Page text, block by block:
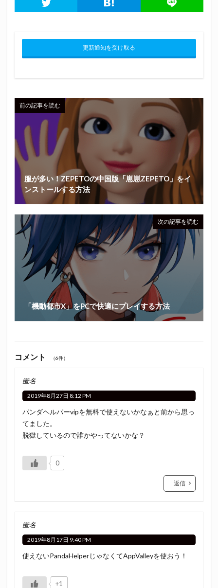
更新通知を受け取る
前の記事を読む
服が多い！ZEPETOの中国版「崽崽ZEPETO」をイ
ンストールする方法
次の記事を読む
「機動都市X」をPCで快適にプレイする方法
コメント （6件）
匿名
2019年8月27日 8:12 PM
パンダヘルパーvipを無料で使えないかなぁと前から思っ
てました。
脱獄しているので誰かやってないかな？
0
返信
匿名
2019年8月17日 9:40 PM
使えないPandaHelperじゃなくてAppValleyを使おう！
+1